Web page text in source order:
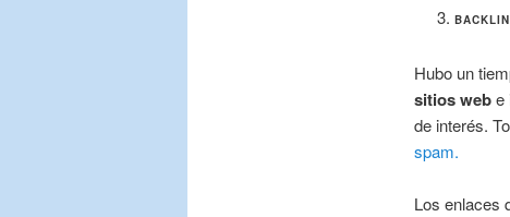
Hubo un
sitios webe
de interés.
spam.
Los enlaces